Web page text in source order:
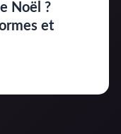
Noël ?
et